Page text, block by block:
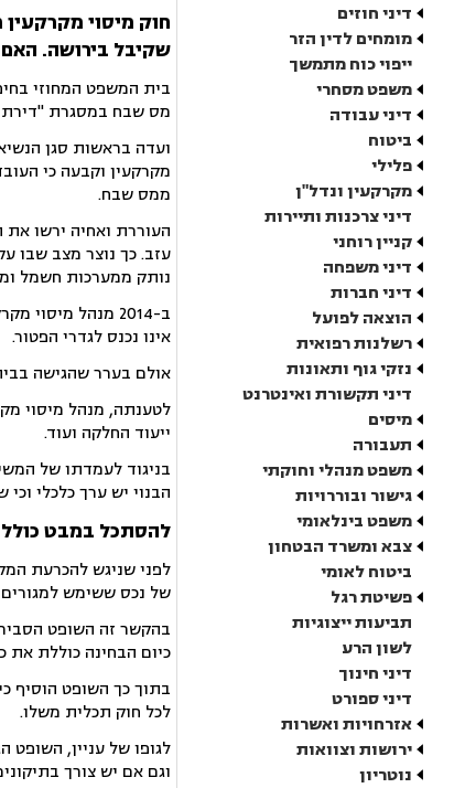
דיני חוזים
מומחים לדין הזר
ייפוי כוח מתמשך
משפט מסחרי
דיני עבודה
ביטוח
פלילי
מקרקעין ונדל"ן
דיני צרכנות ותיירות
קניין רוחני
דיני משפחה
דיני חברות
הוצאה לפועל
רשלנות רפואית
נזקי גוף ותאונות
דיני תקשורת ואינטרנט
מיסים
תעבורה
משפט מנהלי וחוקתי
גישור ובוררויות
משפט בינלאומי
צבא ומשרד הבטחון
ביטוח לאומי
פשיטת רגל
תביעות ייצוגיות
לשון הרע
דיני חינוך
דיני ספורט
אזרחויות ואשרות
ירושות וצוואות
נוטריון
חוק מיסוי
שקיבל בירושה. האם
בית המשפט המחוזי
מס שבח במסגרת "דירת
ועדה בראשות סגן
מקרקעין וקבעה כי
ממס שבח.
העוררת ואחיה ירשו
עזב. כך נוצר מצב שבו
נותק ממערכות חשמל
ב-2014 מנהל
אינו נכנס לגדרי הפטור.
אולם בערר שהגישה
לטענתה, מנהל מיסוי
ייעוד החלקה ועוד.
בניגוד לעמדתו של
הבנוי יש ערך כלכלי
להסתכל במבט כולל
לפני שניגש להכרעת
של נכס ששימש למגורים
בהקשר זה השופט
כיום הבחינה כוללת
בתוך כך השופט הוסיף
לכל חוק תכלית משלו.
לגופו של עניין,
וגם אם יש צורך